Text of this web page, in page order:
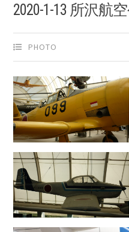
2020-1-13 所沢航
PHOTO